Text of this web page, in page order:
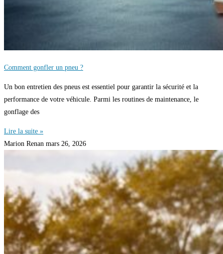
Comment gonfler un pneu ?
Un bon entretien des pneus est essentiel pour garantir la sécurité et la
performance de votre véhicule. Parmi les routines de maintenance, le
gonflage des
Lire la suite »
Marion Renan mars 26, 2026